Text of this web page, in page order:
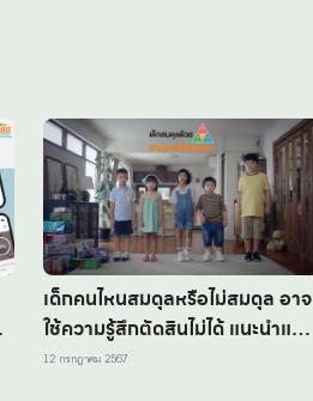
เด็กคนไหนสมดุลหรือไม่สมดุล อาจ
ใช้ความรู้สึกตัดสินไม่ได้ แนะนำแบบ
ประเมิน เช็กความสมดุลของลูก โดย
12 กรกฎาคม 2567